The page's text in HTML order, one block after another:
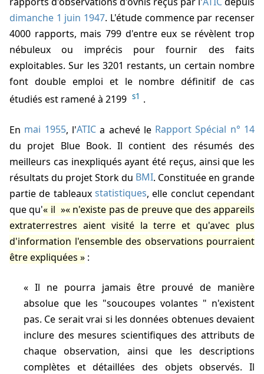
dimanche 1 juin 1947. L'étude commence par recenser
4000 rapports, mais 799 d'entre eux se révèlent trop
nébuleux ou imprécis pour fournir des faits
exploitables. Sur les 3201 restants, un certain nombre
font double emploi et le nombre définitif de cas
étudiés est ramené à 2199 s1 .
En mai 1955, l'ATICa achevé le Rapport Spécial n° 14
du projet Blue Book. Il contient des résumés des
meilleurs cas inexpliqués ayant été reçus, ainsi que les
résultats du projet Stork du BMI. Constituée en grande
partie de tableaux statistiques, elle conclut cependant
que qu'
il
n'existe pas de preuve que des appareils
extraterrestres aient visité la terre et qu'avec plus
d'information l'ensemble des observations pourraient
être expliquées
:
Il ne pourra jamais être prouvé de manière
absolue que les "soucoupes volantes " n'existent
pas. Ce serait vrai si les données obtenues devaient
inclure des mesures scientifiques des attributs de
chaque observation, ainsi que les descriptions
complètes et détaillées des objets observés. Il